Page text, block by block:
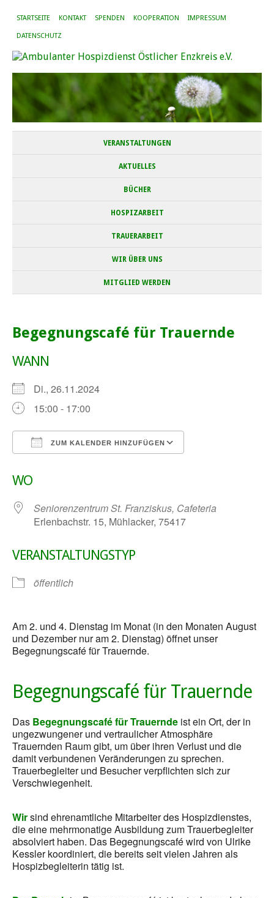
STARTSEITE KONTAKT SPENDEN KOOPERATION IMPRESSUM
DATENSCHUTZ
VERANSTALTUNGEN
AKTUELLES
BÜCHER
HOSPIZARBEIT
TRAUERARBEIT
WIR ÜBER UNS
MITGLIED WERDEN
Begegnungscafé für Trauernde
WANN
Di., 26.11.2024
15:00 - 17:00
ZUM KALENDER HINZUFÜGEN
WO
Seniorenzentrum St. Franziskus, Cafeteria
Erlenbachstr. 15, Mühlacker, 75417
VERANSTALTUNGSTYP
öffentlich
Am 2. und 4. Dienstag im Monat (in den Monaten August
und Dezember nur am 2. Dienstag) öffnet unser
Begegnungscafé für Trauernde.
Begegnungscafé für Trauernde
Das Begegnungscafé für Trauernde ist ein Ort, der in
ungezwungener und vertraulicher Atmosphäre
Trauernden Raum gibt, um über ihren Verlust und die
damit verbundenen Veränderungen zu sprechen.
Trauerbegleiter und Besucher verpflichten sich zur
Verschwiegenheit.
Wirsind ehrenamtliche Mitarbeiter des Hospizdienstes,
die eine mehrmonatige Ausbildung zum Trauerbegleiter
absolviert haben. Das Begegnungscafé wird von Ulrike
Kessler koordiniert, die bereits seit vielen Jahren als
Hospizbegleiterin tätig ist.